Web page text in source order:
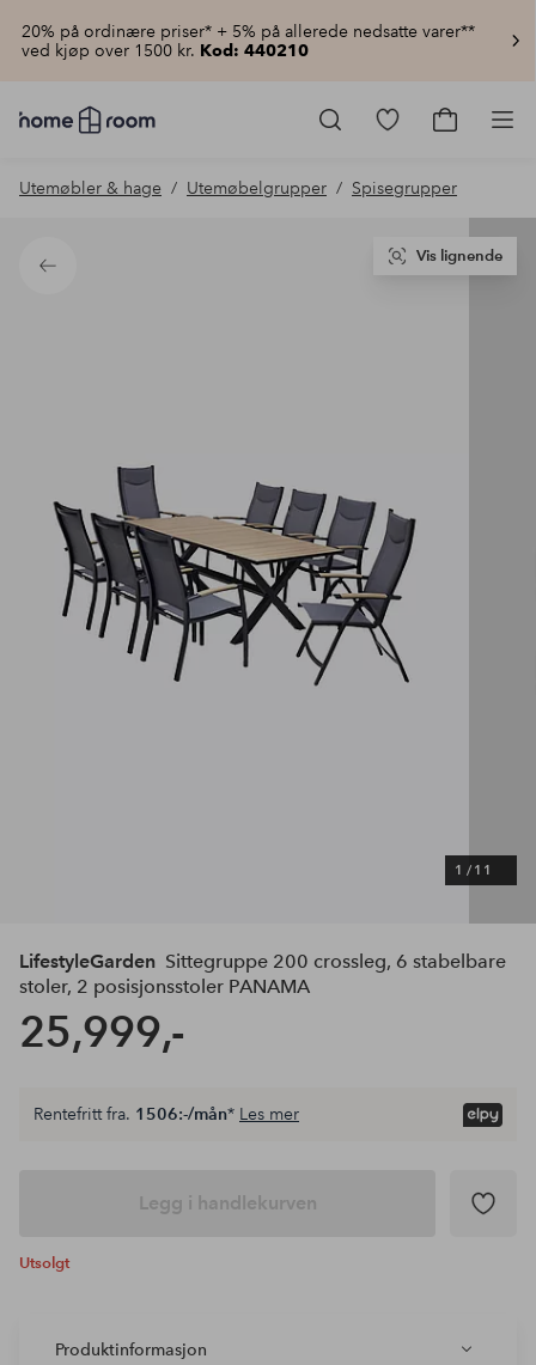
20% på ordinære priser* + 5% på allerede nedsatte varer**
ved kjøp over 1500 kr. Kod: 440210
Homeroom
–
hjemmet
pris
Gå
produkter
Gå
Utemøbler & hage Utemøbelgrupper Spisegrupper
Tilbake
1 / 11
Vis lignende
LifestyleGarden Sittegruppe 200 crossleg, 6 stabelbare
stoler, 2 posisjonsstoler PANAMA
25,999,-
Rentefritt fra. 1506:-/mån* Les mer
Legg i handlekurven
Utsolgt
Produktinformasjon